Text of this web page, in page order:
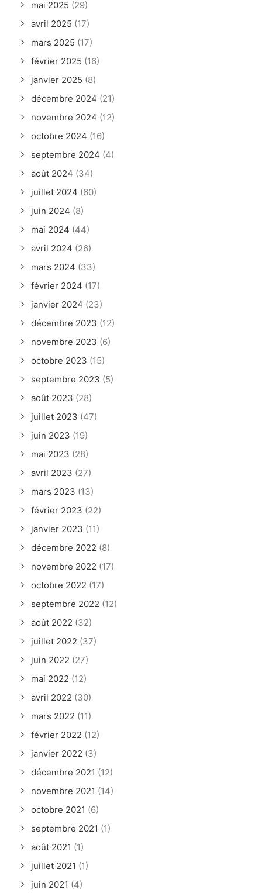
mai 2025 (29)
avril 2025 (17)
mars 2025 (17)
février 2025 (16)
janvier 2025 (8)
décembre 2024 (21)
novembre 2024 (12)
octobre 2024 (16)
septembre 2024 (4)
août 2024 (34)
juillet 2024 (60)
juin 2024 (8)
mai 2024 (44)
avril 2024 (26)
mars 2024 (33)
février 2024 (17)
janvier 2024 (23)
décembre 2023 (12)
novembre 2023 (6)
octobre 2023 (15)
septembre 2023 (5)
août 2023 (28)
juillet 2023 (47)
juin 2023 (19)
mai 2023 (28)
avril 2023 (27)
mars 2023 (13)
février 2023 (22)
janvier 2023 (11)
décembre 2022 (8)
novembre 2022 (17)
octobre 2022 (17)
septembre 2022 (12)
août 2022 (32)
juillet 2022 (37)
juin 2022 (27)
mai 2022 (12)
avril 2022 (30)
mars 2022 (11)
février 2022 (12)
janvier 2022 (3)
décembre 2021 (12)
novembre 2021 (14)
octobre 2021 (6)
septembre 2021 (1)
août 2021 (1)
juillet 2021 (1)
juin 2021 (4)